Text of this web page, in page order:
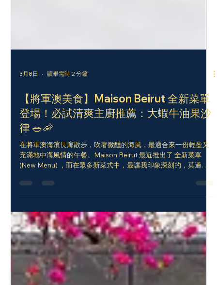
3月8日 讀畢需時 2 分鐘
【將軍澳美食】Maison Beirut 全新菜單
登場！必試清爽主廚推薦：大蝦牛油果沙
律 🥗🦐
在將軍澳海濱長廊散步，吹著微醺的海風，最適合來一份輕盈又
充滿地中海風情的午餐。Maison Beirut 最近推出了 全新菜單
Avocado Salad」 。 特色主廚推介- 大蝦牛油果沙律 ✨ 主廚特
選：每一口都是海洋與森林的相遇 這道沙律不僅僅是開胃菜，更
是主廚的誠意之作。 鮮甜大蝦 ：選用體型肥美、肉質彈牙的大
蝦，經過簡單調味後精準烹煮，保留了海鮮最原始的鮮味。 熟成
牛油果 ：每一塊牛油果都經過嚴選，口感如奶油般綿密
（Creamy），入口即化，與蝦肉的鮮脆形成絕妙對比。 秘製醬
汁 ：淋上主廚特製的輕盈醬汁，帶有一點微酸與香草的清香，完
美平衡了牛油果的濃郁感。 🌿 健康與美味的完美契合 對於追求健